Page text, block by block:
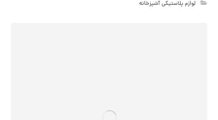
لوازم پلاستیکی آشپزخانه